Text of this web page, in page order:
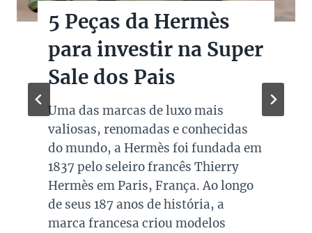
5 Peças da Hermès
para investir na Super
Sale dos Pais
Uma das marcas de luxo mais
valiosas, renomadas e conhecidas
do mundo, a Hermès foi fundada em
1837 pelo seleiro francês Thierry
Hermès em Paris, França. Ao longo
de seus 187 anos de história, a
marca francesa criou modelos